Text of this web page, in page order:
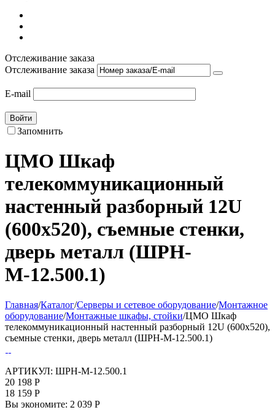
Отслеживание заказа
Отслеживание заказа
E-mail
Войти
Запомнить
ЦМО Шкаф
телекоммуникационный
настенный разборный 12U
(600х520), съемные стенки,
дверь металл (ШРН-
М-12.500.1)
Главная/Каталог/Серверы и сетевое оборудование/Монтажное
оборудование/Монтажные шкафы, стойки/ЦМО Шкаф
телекоммуникационный настенный разборный 12U (600х520),
съемные стенки, дверь металл (ШРН-М-12.500.1)
АРТИКУЛ: ШРН-М-12.500.1
20 198 Р
18 159 Р
Вы экономите: 2 039 Р